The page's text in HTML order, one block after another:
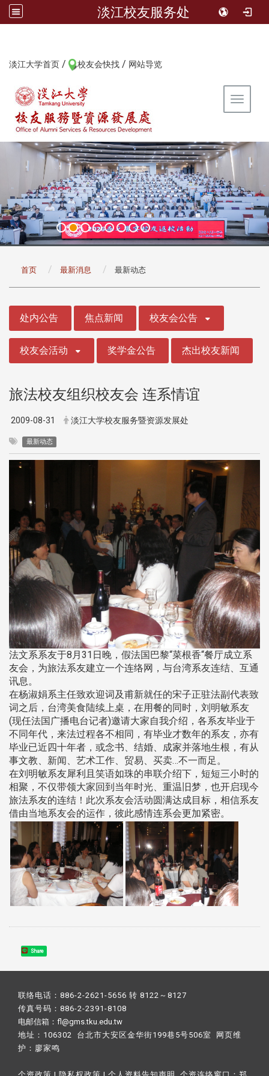
淡江校友服务处
淡江大学首页 / 校友会快找 / 网站导览
Toggle
首页 最新消息 最新动态
处内公告 焦点新闻 校友会公告
校友会活动 奖学金公告 杰出校友新闻
旅法校友组织校友会 连系情谊
2009-08-31 淡江大学校友服务暨资源发展处
最新动态
法文系系友于8月31日晚，假法国巴黎“菜根香“餐厅成立系
友会，为旅法系友建立一个连络网，与台湾系友连结、互通
讯息。
在杨淑娟系主任致欢迎词及甫新就任的宋子正驻法副代表致
词之后，台湾美食陆续上桌，在用餐的同时，刘明敏系友
(现任法国广播电台记者)邀请大家自我介绍，各系友毕业于
不同年代，来法过程各不相同，有毕业才数年的系友，亦有
毕业已近四十年者，或念书、结婚、成家并落地生根，有从
事文教、新闻、艺术工作、贸易、买卖…不一而足。
在刘明敏系友犀利且笑语如珠的串联介绍下，短短三小时的
相聚，不仅带领大家回到当年时光、重温旧梦，也开启现今
旅法系友的连结！此次系友会活动圆满达成目标，相信系友
借由当地系友会的运作，彼此感情连系会更加紧密。
Share
联络电话：886-2-2621-5656 转 8122～8127
传真号码：886-2-2391-8108
电邮信箱：fl@gms.tku.edu.tw
地址：106302 台北市大安区金华街199巷5号506室 网页维
护： 廖家鸣​